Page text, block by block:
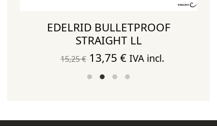
EDELRID BULLETPROOF
STRAIGHT LL
15,25€ El
precio
15,25 €.
13,75 €El
precio
13,75 €.
IVA incl.